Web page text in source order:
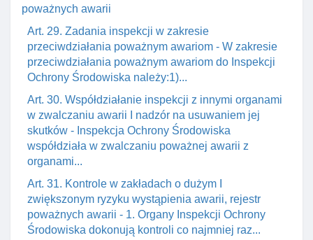
poważnych awarii
Art. 29. Zadania inspekcji w zakresie
przeciwdziałania poważnym awariom - W zakresie
przeciwdziałania poważnym awariom do Inspekcji
Ochrony Środowiska należy:1)...
Art. 30. Współdziałanie inspekcji z innymi organami
w zwalczaniu awarii I nadzór na usuwaniem jej
skutków - Inspekcja Ochrony Środowiska
współdziała w zwalczaniu poważnej awarii z
organami...
Art. 31. Kontrole w zakładach o dużym I
zwiększonym ryzyku wystąpienia awarii, rejestr
poważnych awarii - 1. Organy Inspekcji Ochrony
Środowiska dokonują kontroli co najmniej raz...